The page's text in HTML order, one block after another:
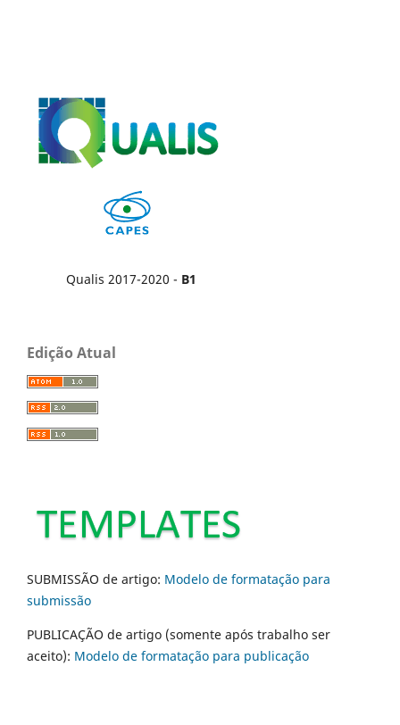
Qualis 2017-2020 - B1
Edição Atual
SUBMISSÃO de artigo: Modelo de formatação para
submissão
PUBLICAÇÃO de artigo (somente após trabalho ser
aceito): Modelo de formatação para publicação